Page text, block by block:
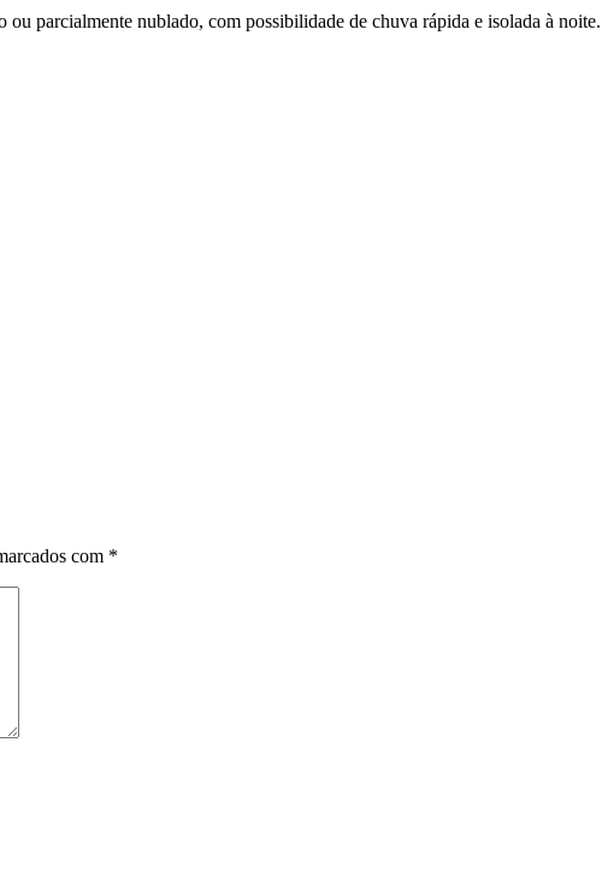
parcialmente nublado, com possibilidade de chuva rápida e isolada à
com *